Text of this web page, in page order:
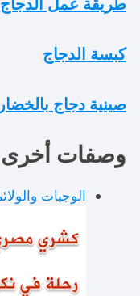
طريقة عمل الدجاج
كبسة الدجاج
صينية دجاج بالخضار
وصفات
الوجبات